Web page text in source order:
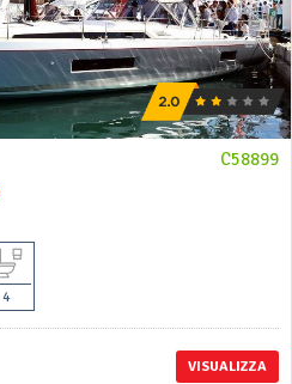
C58899
4
VISUALIZZA